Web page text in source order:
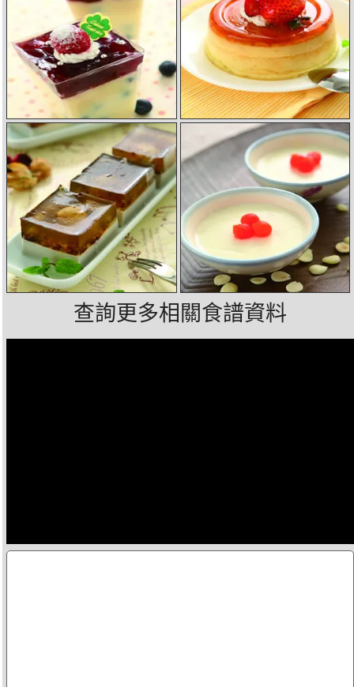
查詢更多相關食譜資料